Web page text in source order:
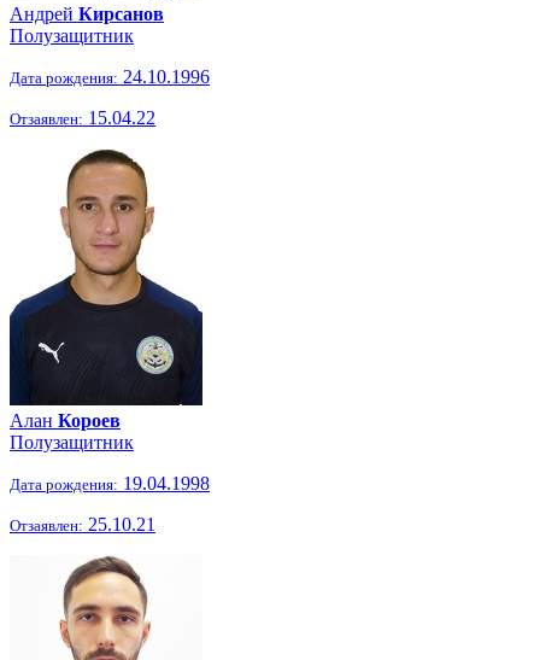
Андрей Кирсанов
Полузащитник
Дата рождения: 24.10.1996
Отзаявлен: 15.04.22
Алан Короев
Полузащитник
Дата рождения: 19.04.1998
Отзаявлен: 25.10.21